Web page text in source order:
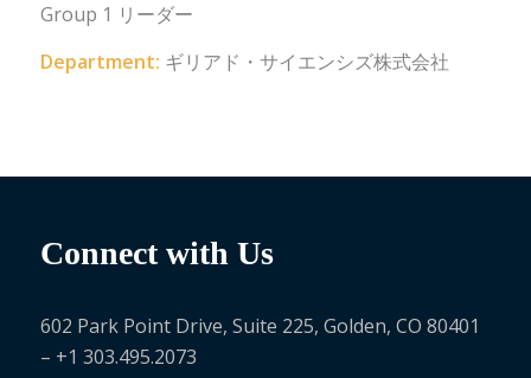
Group 1 リーダー
Department: ギリアド・サイエンシズ株式会社
Connect with Us
602 Park Point Drive, Suite 225, Golden, CO 80401
– +1 303.495.2073